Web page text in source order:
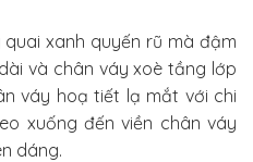
xanh quyến rũ mà đậm
và chân váy xoè tầng lớp
váy hoạ tiết lạ mắt với chi
xuống đến viền chân váy
dáng.